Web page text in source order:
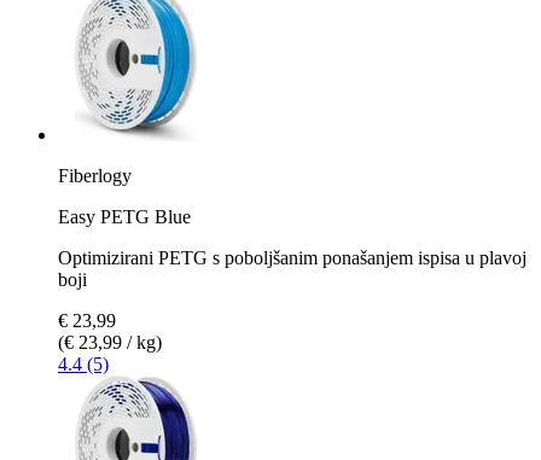
Fiberlogy
Easy PETG Blue
Optimizirani PETG s poboljšanim ponašanjem ispisa u plavoj
boji
€ 23,99
(€ 23,99 / kg)
4.4 (5)